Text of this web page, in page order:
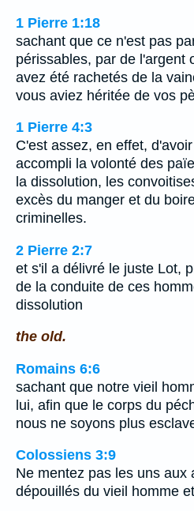
1 Pierre 1:18
sachant que ce n'est pas
périssables, par de l'argent
avez été rachetés de la
vous aviez héritée de vos
1 Pierre 4:3
C'est assez, en effet,
accompli la volonté des
la dissolution, les
excès du manger et du
criminelles.
2 Pierre 2:7
et s'il a délivré le juste Lot,
de la conduite de ces
dissolution
the old.
Romains 6:6
sachant que notre vieil
lui, afin que le corps du
nous ne soyons plus
Colossiens 3:9
Ne mentez pas les uns aux
dépouillés du vieil homme